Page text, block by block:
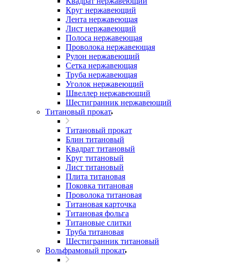
Круг нержавеющий
Лента нержавеющая
Лист нержавеющий
Полоса нержавеющая
Проволока нержавеющая
Рулон нержавеющий
Сетка нержавеющая
Труба нержавеющая
Уголок нержавеющий
Швеллер нержавеющий
Шестигранник нержавеющий
Титановый прокат
Титановый прокат
Блин титановый
Квадрат титановый
Круг титановый
Лист титановый
Плита титановая
Поковка титановая
Проволока титановая
Титановая карточка
Титановая фольга
Титановые слитки
Труба титановая
Шестигранник титановый
Вольфрамовый прокат